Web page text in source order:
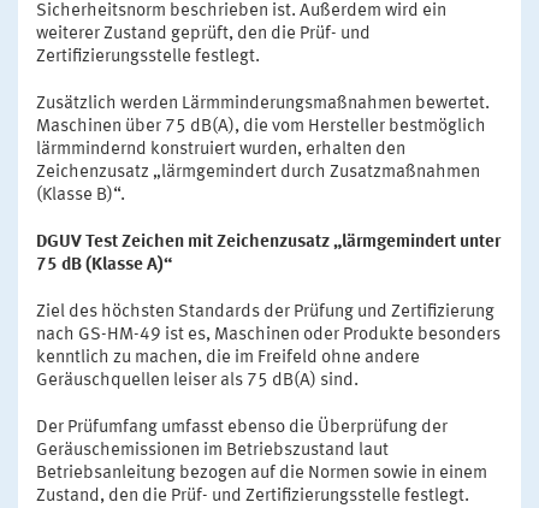
Sicherheitsnorm beschrieben ist. Außerdem wird ein
weiterer Zustand geprüft, den die Prüf- und
Zertifizierungsstelle festlegt.
Zusätzlich werden Lärmminderungsmaßnahmen bewertet.
Maschinen über 75 dB(A), die vom Hersteller bestmöglich
lärmmindernd konstruiert wurden, erhalten den
Zeichenzusatz „lärmgemindert durch Zusatzmaßnahmen
(Klasse B)“.
DGUV Test Zeichen mit Zeichenzusatz „lärmgemindert unter
75 dB (Klasse A)“
Ziel des höchsten Standards der Prüfung und Zertifizierung
nach GS-HM-49 ist es, Maschinen oder Produkte besonders
kenntlich zu machen, die im Freifeld ohne andere
Geräuschquellen leiser als 75 dB(A) sind.
Der Prüfumfang umfasst ebenso die Überprüfung der
Geräuschemissionen im Betriebszustand laut
Betriebsanleitung bezogen auf die Normen sowie in einem
Zustand, den die Prüf- und Zertifizierungsstelle festlegt.